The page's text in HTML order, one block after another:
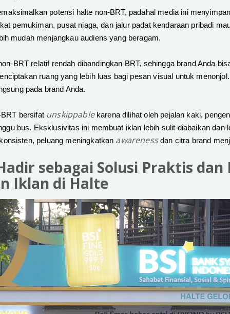
potensi halte non-BRT, padahal media ini
pemukiman, pusat niaga, dan jalur padat kendaraan pribadi
mudah menjangkau audiens yang beragam.
BRT relatif rendah dibandingkan BRT, sehingga brand Anda
ruang yang lebih luas bagi pesan visual untuk
pada brand Anda.
bersifat unskippable karena dilihat oleh pejalan kaki,
bus. Eksklusivitas ini membuat iklan lebih sulit diabaikan dan
peluang meningkatkan awarenessdan citra brand
sebagai Solusi Praktis
Iklan di Halte